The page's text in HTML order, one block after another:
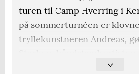
turen til Camp Hverring i
på sommerturnéen er
tryllekunstneren Andreas,
hattejongløren Oskar,